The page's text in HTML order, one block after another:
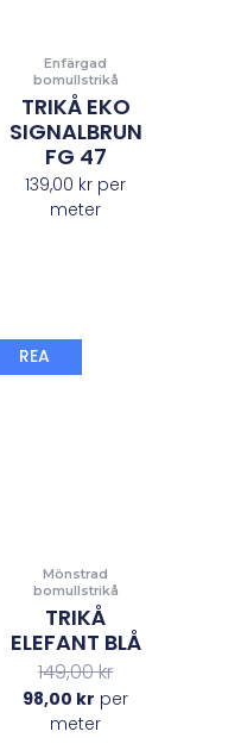
Enfärgad
bomullstrikå
TRIKÅ EKO
SIGNALBRUN
FG 47
139,00 kr per
meter
REA
Mönstrad
bomullstrikå
TRIKÅ
ELEFANT BLÅ
149,00kr
98,00 kr per
meter